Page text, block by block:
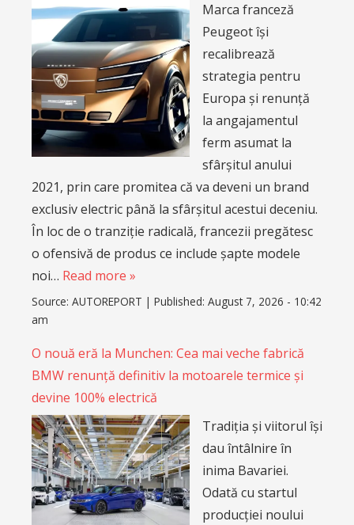
Marca franceză
Peugeot își
recalibrează
strategia pentru
Europa și renunță
la angajamentul
ferm asumat la
sfârșitul anului
2021, prin care promitea că va deveni un brand
exclusiv electric până la sfârșitul acestui deceniu.
În loc de o tranziție radicală, francezii pregătesc
o ofensivă de produs ce include șapte modele
noi… Read more »
Source: AUTOREPORT | Published: August 7, 2026 - 10:42
am
O nouă eră la Munchen: Cea mai veche fabrică
BMW renunță definitiv la motoarele termice și
devine 100% electrică
Tradiția și viitorul își
dau întâlnire în
inima Bavariei.
Odată cu startul
producției noului